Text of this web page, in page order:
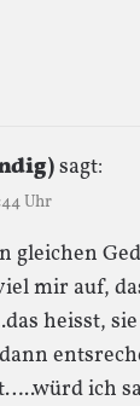
sagt:
Uhr
gleichen
mir auf,
heisst,
ich